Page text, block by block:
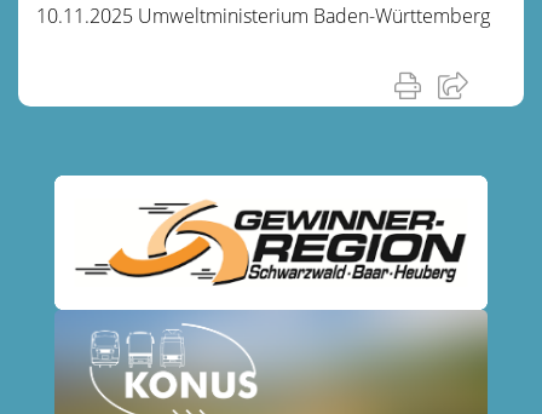
10.11.2025 Umweltministerium Baden-Württemberg